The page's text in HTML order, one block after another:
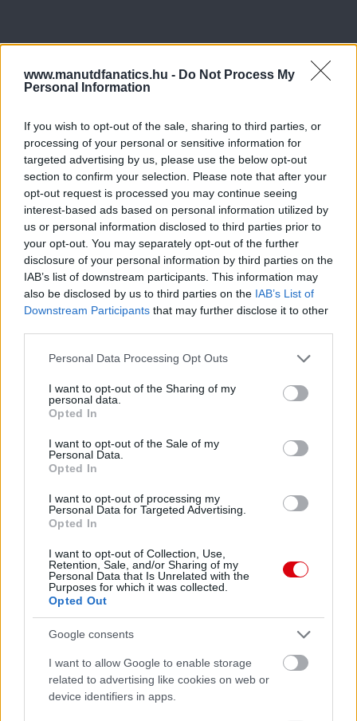
www.manutdfanatics.hu - Do Not Process My
Personal Information
If you wish to opt-out of the sale, sharing to third parties, or
processing of your personal or sensitive information for
targeted advertising by us, please use the below opt-out
section to confirm your selection. Please note that after your
opt-out request is processed you may continue seeing
interest-based ads based on personal information utilized by
us or personal information disclosed to third parties prior to
your opt-out. You may separately opt-out of the further
disclosure of your personal information by third parties on the
IAB’s list of downstream participants. This information may
also be disclosed by us to third parties on the IAB’s List of
Downstream Participants that may further disclose it to other
Please note that this website/app uses one or more Google
not limited to your visit or usage behaviour. You may click to
grant or deny consent to Google and its third-party tags to
use your data for below specified purposes in below Google
consent section.
Personal Data Processing Opt Outs
I want to opt-out of the Sharing of my
personal data.
Opted In
I want to opt-out of the Sale of my
Personal Data.
Opted In
I want to opt-out of processing my
Personal Data for Targeted Advertising.
Opted In
I want to opt-out of Collection, Use,
Retention, Sale, and/or Sharing of my
Personal Data that Is Unrelated with the
Purposes for which it was collected.
Opted Out
Google consents
I want to allow Google to enable storage
related to advertising like cookies on web or
device identifiers in apps.
Meccs Center
Paris Saint-Germain
Felkészülési szezon 4. mérkőzés
Nya Ullevi, Göteborg
1 nap 1 óra 53 perc 24 másodperc
ELŐZŐ MÉRKŐZÉSEK